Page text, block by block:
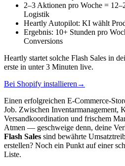
2–3 Aktionen pro Woche =
Logistik
Heartly Autopilot: KI wählt
Ergebnis: 10+ Stunden pro
Conversions
Heartly startet solche Flash Sales in
erste in unter 3 Minuten live.
Bei Shopify installieren →
Einen erfolgreichen E-Commerce-
Job. Zwischen Inventarmanagement,
Versandkoordination und frischem
Atmen — geschweige denn, deine
Flash Sales sind bewährte
erstellen? Noch ein Punkt auf einer
Liste.